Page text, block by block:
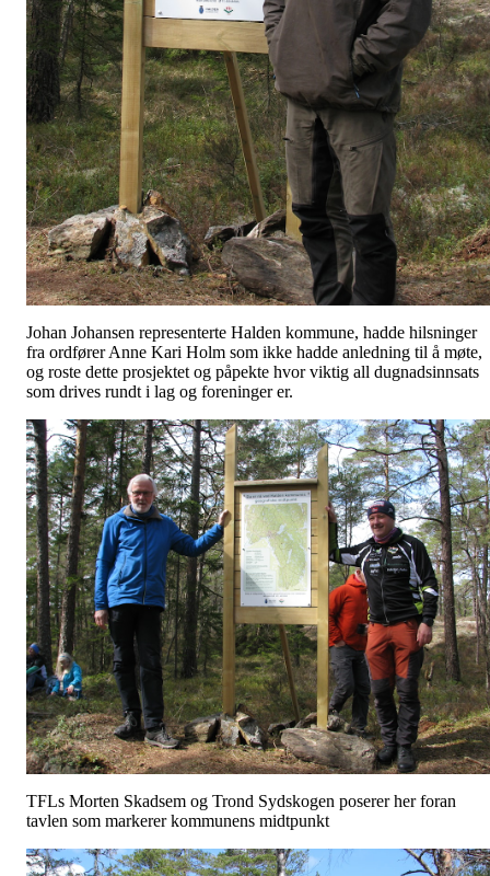
Johan Johansen representerte Halden kommune, hadde hilsninger
fra ordfører Anne Kari Holm som ikke hadde anledning til å møte,
og roste dette prosjektet og påpekte hvor viktig all dugnadsinnsats
som drives rundt i lag og foreninger er.
TFLs Morten Skadsem og Trond Sydskogen poserer her foran
tavlen som markerer kommunens midtpunkt